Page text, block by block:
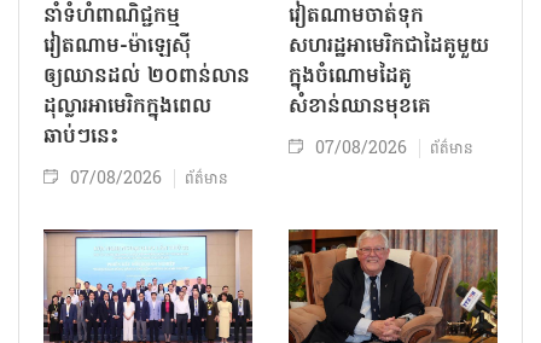
នាំទំហំពាណិជ្ជកម្ម
វៀតណាម-ម៉ាឡេស៊ី
ឲ្យឈានដល់ ២០ពាន់លាន
ដុល្លារអាមេរិកក្នុងពេល
ឆាប់ៗនេះ
07/08/2026 ព័ត៌មាន
វៀតណាមចាត់ទុក
សហរដ្ឋអាមេរិកជាដៃគូមួយ
ក្នុងចំណោមដៃគូ
សំខាន់ឈានមុខគេ
07/08/2026 ព័ត៌មាន